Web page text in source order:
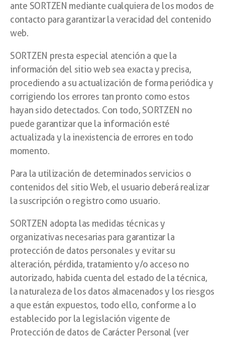
ante SORTZEN mediante cualquiera de los modos de
contacto para garantizar la veracidad del contenido
web.
SORTZEN presta especial atención a que la
información del sitio web sea exacta y precisa,
procediendo a su actualización de forma periódica y
corrigiendo los errores tan pronto como estos
hayan sido detectados. Con todo, SORTZEN no
puede garantizar que la información esté
actualizada y la inexistencia de errores en todo
momento.
Para la utilización de determinados servicios o
contenidos del sitio Web, el usuario deberá realizar
la suscripción o registro como usuario.
SORTZEN adopta las medidas técnicas y
organizativas necesarias para garantizar la
protección de datos personales y evitar su
alteración, pérdida, tratamiento y/o acceso no
autorizado, habida cuenta del estado de la técnica,
la naturaleza de los datos almacenados y los riesgos
a que están expuestos, todo ello, conforme a lo
establecido por la legislación vigente de
Protección de datos de Carácter Personal (ver